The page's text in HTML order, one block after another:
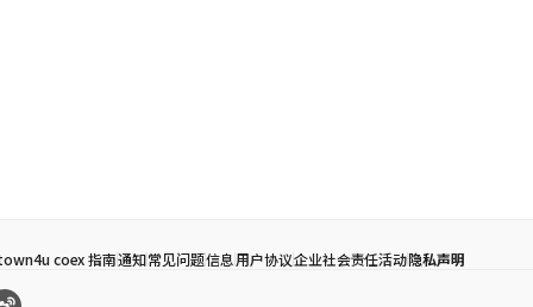
coex 指南通知常见问题信息用户协议企业社会责任活动隐私声明